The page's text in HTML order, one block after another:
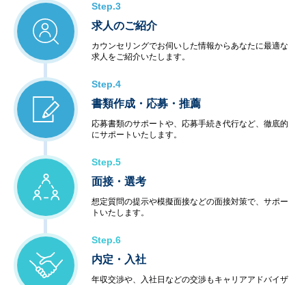
Step.3
求人のご紹介
カウンセリングでお伺いした情報からあなたに最適な
求人をご紹介いたします。
Step.4
書類作成・応募・推薦
応募書類のサポートや、応募手続き代行など、徹底的
にサポートいたします。
Step.5
面接・選考
想定質問の提示や模擬面接などの面接対策で、サポー
トいたします。
Step.6
内定・入社
年収交渉や、入社日などの交渉もキャリアアドバイザ